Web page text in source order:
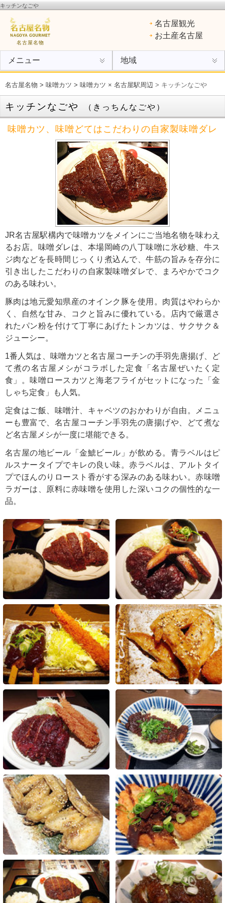
キッチンなごや
けスパ、小倉トースト、ういろう
名古屋名物
名古屋観光
お土産名古屋
メニュー 地域
名古屋名物 > 味噌カツ > 味噌カツ × 名古屋駅周辺 > キッチンなごや
キッチンなごや （きっちんなごや）
味噌カツ、味噌どてはこだわりの自家製味噌ダレ
JR名古屋駅構内で味噌カツをメインにご当地名物を味わえ
るお店。味噌ダレは、本場岡崎の八丁味噌に氷砂糖、牛ス
ジ肉などを長時間じっくり煮込んで、牛筋の旨みを存分に
引き出したこだわりの自家製味噌ダレで、まろやかでコク
のある味わい。
豚肉は地元愛知県産のオインク豚を使用。肉質はやわらか
く、自然な甘み、コクと旨みに優れている。店内で厳選さ
れたパン粉を付けて丁寧にあげたトンカツは、サクサク＆
ジューシー。
1番人気は、味噌カツと名古屋コーチンの手羽先唐揚げ、ど
て煮の名古屋メシがコラボした定食「名古屋ぜいたく定
食」。味噌ロースカツと海老フライがセットになった「金
しゃち定食」も人気。
定食はご飯、味噌汁、キャベツのおかわりが自由。メニュ
ーも豊富で、名古屋コーチン手羽先の唐揚げや、どて煮な
ど名古屋メシが一度に堪能できる。
名古屋の地ビール「金鯱ビール」が飲める。青ラベルはピ
ルスナータイプでキレの良い味。赤ラベルは、アルトタイ
プでほんのりロースト香がする深みのある味わい。赤味噌
ラガーは、原料に赤味噌を使用した深いコクの個性的な一
品。